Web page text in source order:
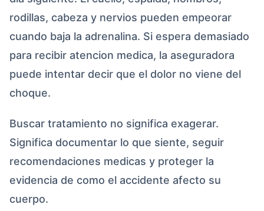
rodillas, cabeza y nervios pueden empeorar
cuando baja la adrenalina. Si espera demasiado
para recibir atencion medica, la aseguradora
puede intentar decir que el dolor no viene del
choque.
Buscar tratamiento no significa exagerar.
Significa documentar lo que siente, seguir
recomendaciones medicas y proteger la
evidencia de como el accidente afecto su
cuerpo.